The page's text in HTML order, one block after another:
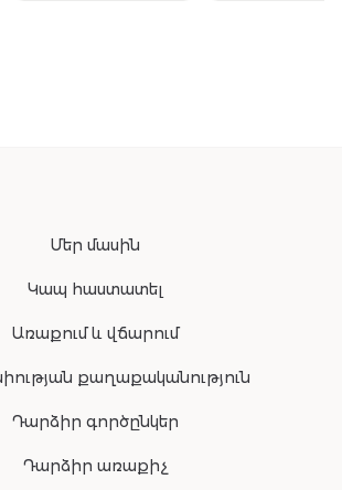
Մեր մասին
Կապ հաստատել
Առաքում և վճարում
քաղաքականություն
Դարձիր գործընկեր
Դարձիր առաքիչ